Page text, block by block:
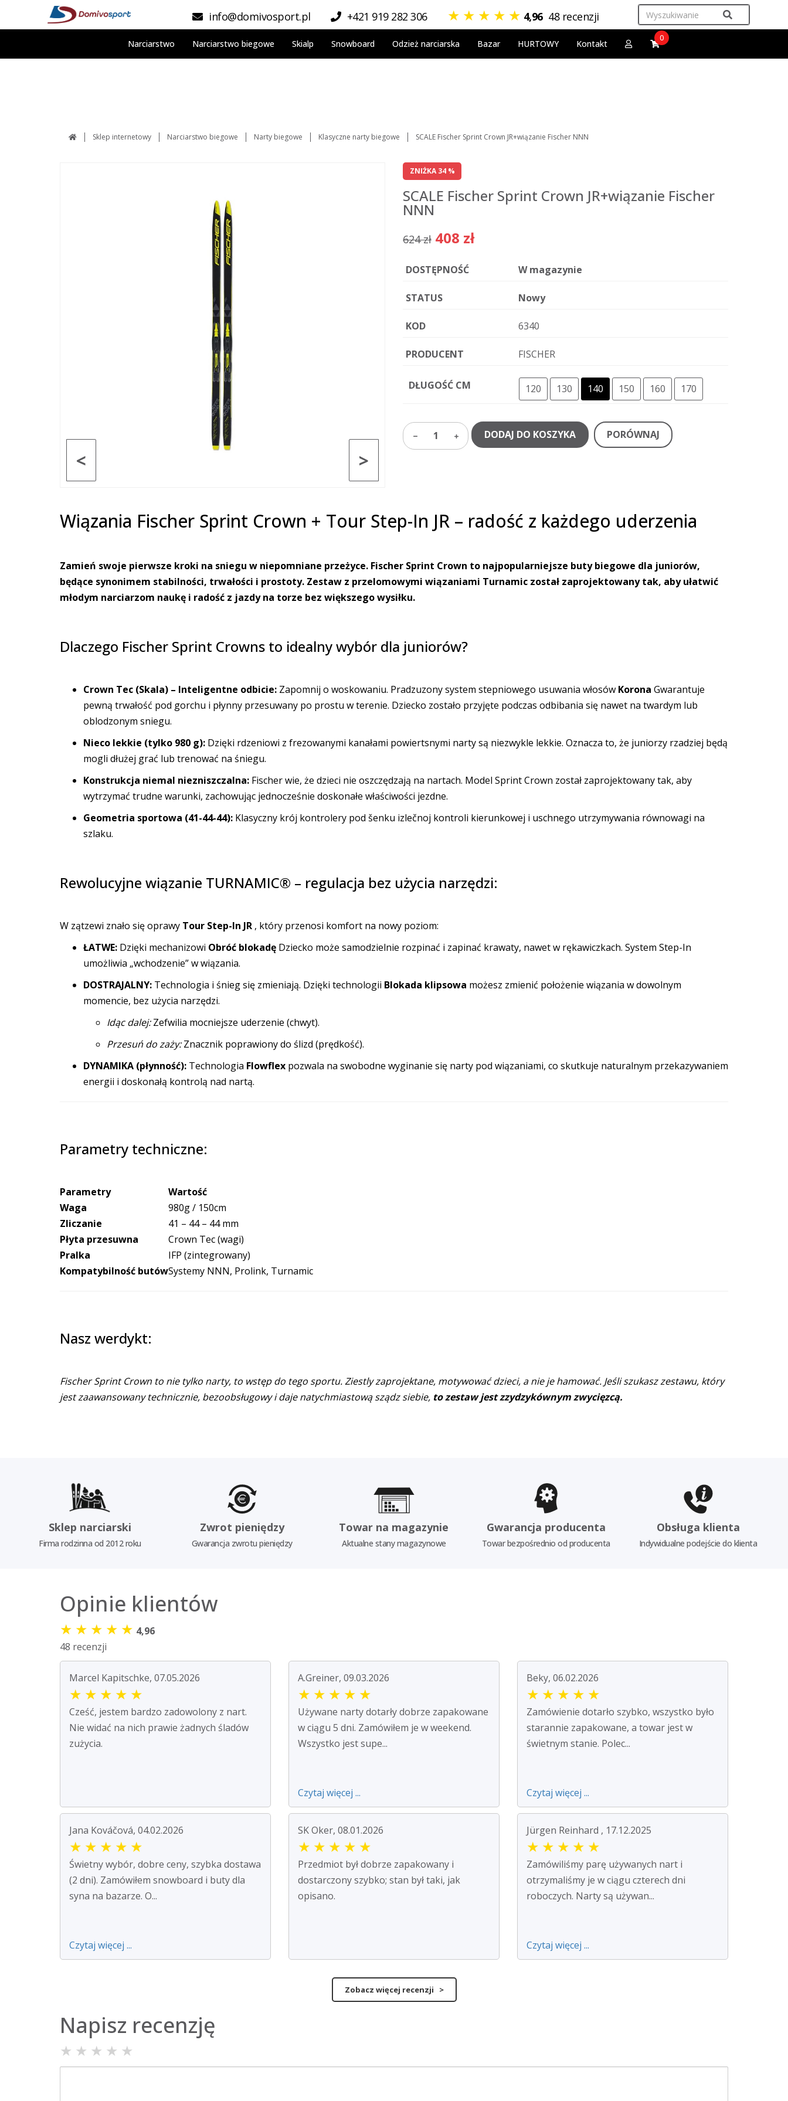
info@domivosport.pl +421 919 282 306 ★ ★ ★ ★ ★ 4,96 48 recenzji
Narciarstwo Narciarstwo biegowe Skialp Snowboard Odzież narciarska Bazar HURTOWY Kontakt
0
Sklep internetowy Narciarstwo biegowe Narty biegowe Klasyczne narty biegowe SCALE Fischer Sprint Crown JR+wiązanie Fischer NNN
>
<
ZNIŻKA 34 %
SCALE Fischer Sprint Crown JR+wiązanie Fischer
NNN
624 zł 408 zł
DOSTĘPNOŚĆ W magazynie
STATUS Nowy
KOD 6340
PRODUCENT FISCHER
DŁUGOŚĆ CM 120 130 140 150 160 170
1 DODAJ DO KOSZYKA PORÓWNAJ
Wiązania Fischer Sprint Crown + Tour Step-In JR – radość z każdego uderzenia
Zamień swoje pierwsze kroki na sniegu w niepomniane przeżyce. Fischer Sprint Crown to najpopularniejsze buty biegowe dla juniorów,
będące synonimem stabilności, trwałości i prostoty. Zestaw z przelomowymi wiązaniami Turnamic został zaprojektowany tak, aby ułatwić
młodym narciarzom naukę i radość z jazdy na torze bez większego wysiłku.
Dlaczego Fischer Sprint Crowns to idealny wybór dla juniorów?
Crown Tec (Skala) – Inteligentne odbicie: Zapomnij o woskowaniu. Pradzuzony system stepniowego usuwania włosów Korona Gwarantuje
pewną trwałość pod gorchu i płynny przesuwany po prostu w terenie. Dziecko zostało przyjęte podczas odbibania się nawet na twardym lub
oblodzonym sniegu.
Nieco lekkie (tylko 980 g): Dzięki rdzeniowi z frezowanymi kanałami powiertsnymi narty są niezwykle lekkie. Oznacza to, że juniorzy rzadziej będą
mogli dłużej grać lub trenować na śniegu.
Konstrukcja niemal niezniszczalna: Fischer wie, że dzieci nie oszczędzają na nartach. Model Sprint Crown został zaprojektowany tak, aby
wytrzymać trudne warunki, zachowując jednocześnie doskonałe właściwości jezdne.
Geometria sportowa (41-44-44): Klasyczny krój kontrolery pod šenku izlečnoj kontroli kierunkowej i uschnego utrzymywania równowagi na
szlaku.
Rewolucyjne wiązanie TURNAMIC® – regulacja bez użycia narzędzi:
W zątzewi znało się oprawy Tour Step-In JR , który przenosi komfort na nowy poziom:
ŁATWE: Dzięki mechanizowi Obróć blokadę Dziecko może samodzielnie rozpinać i zapinać krawaty, nawet w rękawiczkach. System Step-In
umożliwia „wchodzenie” w wiązania.
DOSTRAJALNY: Technologia i śnieg się zmieniają. Dzięki technologii Blokada klipsowa możesz zmienić położenie wiązania w dowolnym
momencie, bez użycia narzędzi.
Idąc dalej:Zefwilia mocniejsze uderzenie (chwyt).
Przesuń do zaży:Znacznik poprawiony do ślizd (prędkość).
DYNAMIKA (płynność): Technologia Flowflex pozwala na swobodne wyginanie się narty pod wiązaniami, co skutkuje naturalnym przekazywaniem
energii i doskonałą kontrolą nad nartą.
Parametry techniczne:
Parametry
Wartość
Waga
980g / 150cm
Zliczanie
41 – 44 – 44 mm
Płyta przesuwna
Crown Tec (wagi)
Pralka
IFP (zintegrowany)
Kompatybilność butówSystemy NNN, Prolink, Turnamic
Nasz werdykt:
Fischer Sprint Crown to nie tylko narty, to wstęp do tego sportu. Ziestly zaprojektane, motywować dzieci, a nie je hamować. Jeśli szukasz zestawu, który
jest zaawansowany technicznie, bezoobsługowy i daje natychmiastową sządz siebie, to zestaw jest zzydzykównym zwycięzcą.
Sklep narciarski
Firma rodzinna od 2012 roku
Zwrot pieniędzy
Gwarancja zwrotu pieniędzy
Towar na magazynie
Aktualne stany magazynowe
Gwarancja producenta
Towar bezpośrednio od producenta
Obsługa klienta
Indywidualne podejście do klienta
Opinie klientów
★ ★ ★ ★ ★ 4,96
48 recenzji
Marcel Kapitschke, 07.05.2026
★ ★ ★ ★ ★
Cześć, jestem bardzo zadowolony z nart.
Nie widać na nich prawie żadnych śladów
zużycia.
A.Greiner, 09.03.2026
★ ★ ★ ★ ★
Używane narty dotarły dobrze zapakowane
w ciągu 5 dni. Zamówiłem je w weekend.
Wszystko jest supe...
Czytaj więcej ...
Beky, 06.02.2026
★ ★ ★ ★ ★
Zamówienie dotarło szybko, wszystko było
starannie zapakowane, a towar jest w
świetnym stanie. Polec...
Czytaj więcej ...
Jana Kováčová, 04.02.2026
★ ★ ★ ★ ★
Świetny wybór, dobre ceny, szybka dostawa
(2 dni). Zamówiłem snowboard i buty dla
syna na bazarze. O...
Czytaj więcej ...
SK Oker, 08.01.2026
★ ★ ★ ★ ★
Przedmiot był dobrze zapakowany i
dostarczony szybko; stan był taki, jak
opisano.
Jürgen Reinhard , 17.12.2025
★ ★ ★ ★ ★
Zamówiliśmy parę używanych nart i
otrzymaliśmy je w ciągu czterech dni
roboczych. Narty są używan...
Czytaj więcej ...
Zobacz więcej recenzji >
Napisz recenzję
★ ★ ★ ★ ★